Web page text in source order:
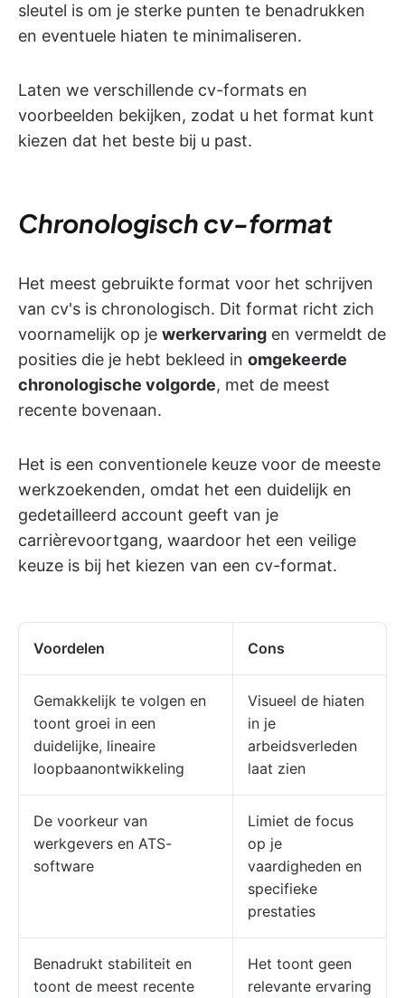
sleutel is om je sterke punten te benadrukken
en eventuele hiaten te minimaliseren.
Laten we verschillende cv-formats en
voorbeelden bekijken, zodat u het format kunt
kiezen dat het beste bij u past.
Chronologisch cv-format
Het meest gebruikte format voor het schrijven
van cv's is chronologisch. Dit format richt zich
voornamelijk op je werkervaring en vermeldt de
posities die je hebt bekleed in omgekeerde
chronologische volgorde, met de meest
recente bovenaan.
Het is een conventionele keuze voor de meeste
werkzoekenden, omdat het een duidelijk en
gedetailleerd account geeft van je
carrièrevoortgang, waardoor het een veilige
keuze is bij het kiezen van een cv-format.
Voordelen Cons
Gemakkelijk te volgen en
toont groei in een
duidelijke, lineaire
loopbaanontwikkeling
Visueel de hiaten
in je
arbeidsverleden
laat zien
De voorkeur van
werkgevers en ATS-
software
Limiet de focus
op je
vaardigheden en
specifieke
prestaties
Benadrukt stabiliteit en
toont de meest recente
Het toont geen
relevante ervaring